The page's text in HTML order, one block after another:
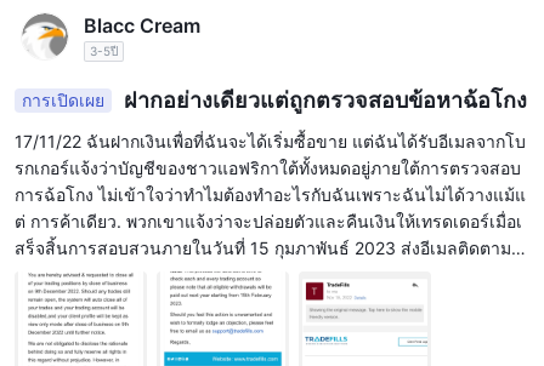
ลูกค้า วิธีการเหล่านี้รวมถึงการโอนเงินผ่านธนาคาร บัตรเครดิต/เดบิต
และ e-wallets ยอดนิยม เช่น skrill และ neteller จำนวนเงินฝากขั้นต่ำ
สำหรับทุกประเภทบัญชีคือ $5 ทำให้นักเทรดทุกระดับสามารถเข้าถึงได้
โดยทั่วไปการฝากเงินจะดำเนินการภายใน 24 ชั่วโมง และเงินจะ
พร้อมใช้งานทันทีในบัญชีซื้อขาย การถอนเงินจะได้รับการดำเนินการ
อย่างรวดเร็ว โดยปกติภายใน 24 ชั่วโมง แต่อาจใช้เวลาถึง 5 วัน
ทำการจึงจะมีผลในบัญชี ทั้งนี้ขึ้นอยู่กับวิธีการชำระเงินที่ใช้
สนับสนุนลูกค้า
TradeFillsให้การสนับสนุนลูกค้าผ่านหลายช่องทาง รวมถึงแชทสด
อีเมล และโทรศัพท์ ทีมสนับสนุนลูกค้าพร้อมให้บริการทุกวันตลอด 24
ชั่วโมงเพื่อช่วยเหลือนักเทรดเกี่ยวกับปัญหาหรือข้อสงสัยใดๆ ที่พวกเขา
Blacc Cream
3-5ปี
การเปิดเผย ฝากอย่างเดียวแต่ถูกตรวจสอบข้อหาฉ้อโกง
17/11/22 ฉันฝากเงินเพื่อที่ฉันจะได้เริ่มซื้อขาย แต่ฉันได้รับอีเมลจากโบ
รกเกอร์แจ้งว่าบัญชีของชาวแอฟริกาใต้ทั้งหมดอยู่ภายใต้การตรวจสอบ
การฉ้อโกง ไม่เข้าใจว่าทำไมต้องทำอะไรกับฉันเพราะฉันไม่ได้วางแม้แ
ต่ การค้าเดียว. พวกเขาแจ้งว่าจะปล่อยตัวและคืนเงินให้เทรดเดอร์เมื่อเ
สร็จสิ้นการสอบสวนภายในวันที่ 15 กุมภาพันธ์ 2023 ส่งอีเมลติดตาม
จำนวนมาก แต่ก็ยังไม่มีโชค และตอนนี้ฉันถูกล็อคไม่ให้เข้าพอร์ทัลของ
พวกเขา